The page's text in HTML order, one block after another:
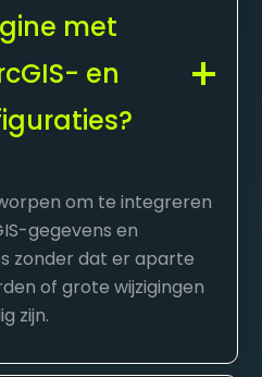
met
en
om te integreren
gegevens en
zonder dat er aparte
of grote wijzigingen
zijn.